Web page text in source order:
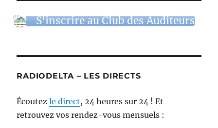
S'inscrire au Club des Auditeurs
RADIODELTA – LES DIRECTS
Écoutezle direct, 24 heures sur 24 ! Et
retrouvez vos rendez-vous mensuels :